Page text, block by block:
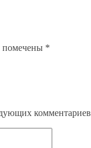
помечены *
комментариев